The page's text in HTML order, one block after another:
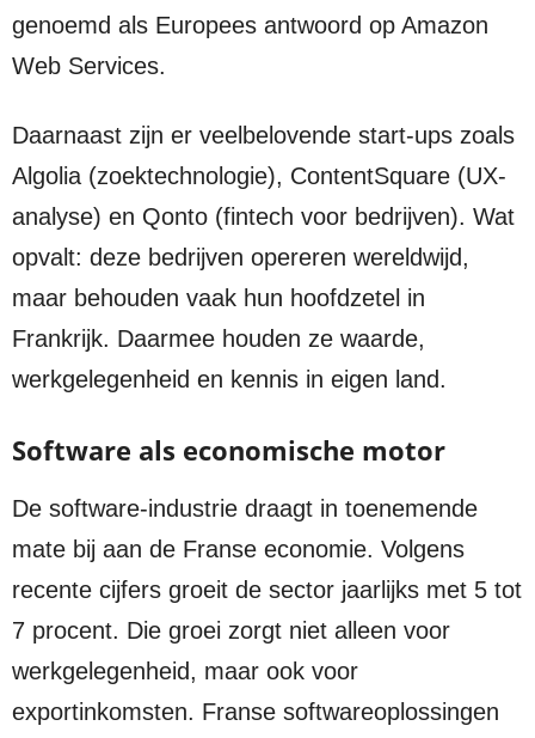
genoemd als Europees antwoord op Amazon
Web Services.
Daarnaast zijn er veelbelovende start-ups zoals
Algolia (zoektechnologie), ContentSquare (UX-
analyse) en Qonto (fintech voor bedrijven). Wat
opvalt: deze bedrijven opereren wereldwijd,
maar behouden vaak hun hoofdzetel in
Frankrijk. Daarmee houden ze waarde,
werkgelegenheid en kennis in eigen land.
Software als economische motor
De software-industrie draagt in toenemende
mate bij aan de Franse economie. Volgens
recente cijfers groeit de sector jaarlijks met 5 tot
7 procent. Die groei zorgt niet alleen voor
werkgelegenheid, maar ook voor
exportinkomsten. Franse softwareoplossingen